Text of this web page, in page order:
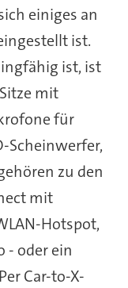
einiges an
ist.
ist, ist
mit
für
Scheinwerfer,
zu den
mit
Hotspot,
- oder ein
Car-to-X-